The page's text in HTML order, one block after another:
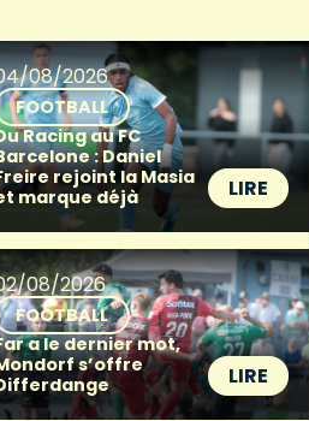
08/2026
FOOTBALL
Racing au FC
: Daniel
rejoint la Masia
marque déjà
LIRE
08/2026
FOOTBALL
a le dernier mot,
s’offre
LIRE